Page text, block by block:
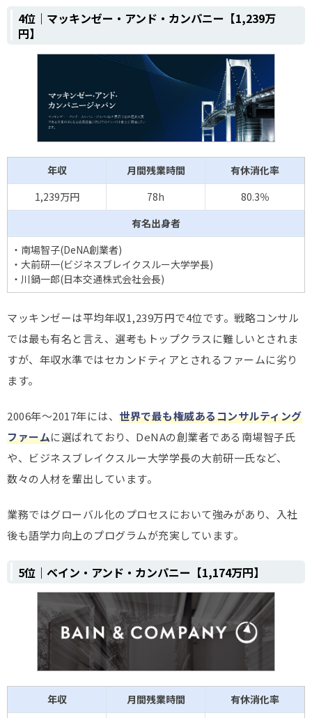
4位｜マッキンゼー・アンド・カンパニー【1,239万
円】
年収 月間残業時間
有休消化率
1,239万円
78h
80.3％
有名出身者
・南場智子(DeNA創業者)
・大前研一(ビジネスブレイクスルー大学学長)
・川鍋一郎(日本交通株式会社会長)
マッキンゼーは平均年収1,239万円で4位です。戦略コンサル
では最も有名と言え、選考もトップクラスに難しいとされま
すが、年収水準ではセカンドティアとされるファームに劣り
ます。
2006年～2017年には、 世界で最も権威あるコンサルティング
ファームに選ばれており、DeNAの創業者である南場智子氏
や、ビジネスブレイクスルー大学学長の大前研一氏など、
数々の人材を輩出しています。
業務ではグローバル化のプロセスにおいて強みがあり、入社
後も語学力向上のプログラムが充実しています。
5位｜ベイン・アンド・カンパニー【1,174万円】
年収 月間残業時間
有休消化率